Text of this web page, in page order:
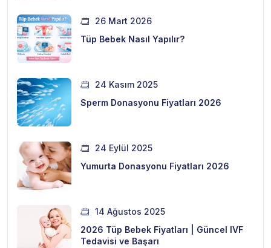
26 Mart 2026
Tüp Bebek Nasıl Yapılır?
24 Kasım 2025
Sperm Donasyonu Fiyatları 2026
24 Eylül 2025
Yumurta Donasyonu Fiyatları 2026
14 Ağustos 2025
2026 Tüp Bebek Fiyatları | Güncel IVF
Tedavisi ve Başarı